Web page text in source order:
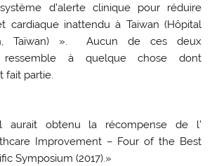
d’alerte clinique pour réduire
cardiaque inattendu à Taiwan (Hôpital
Taïwan) ». Aucun de ces deux
ressemble à quelque chose dont
fait partie.
aurait obtenu la récompense de l’
Improvement – Four of the Best
Symposium (2017).»